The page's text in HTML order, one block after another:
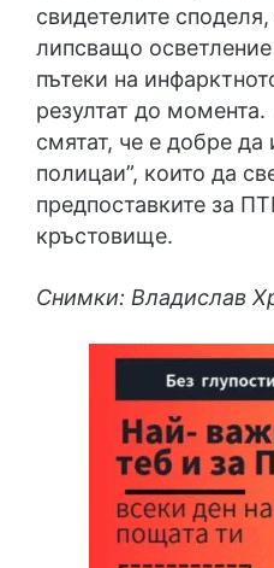
свидетелите
липсващо
пътеки на
резултат до
смятат, че е добре да
полицаи”, които да
предпоставките за
кръстовище.
Снимки: Владислав